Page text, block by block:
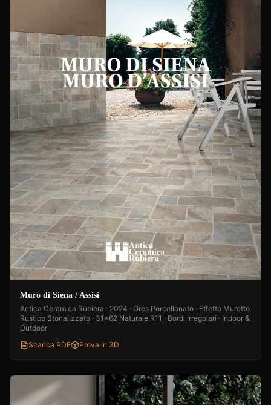
Muro di Siena / Assisi
Antica Ceramica Rubiera · 2024 · Gres Porcellanato · Effetto Muretto
Rustico Stonalizzato · 31x62 Naturale R11 · Bordi Irregolari · Indoor &
Outdoor
Scarica PDF
Prova in 3D